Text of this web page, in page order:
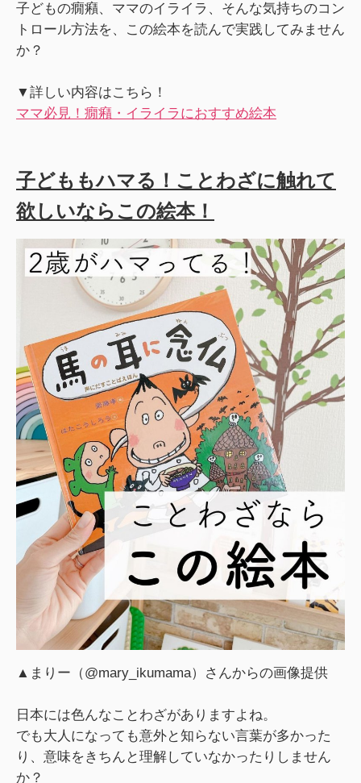
子どもの癇癪、ママのイライラ、そんな気持ちのコン
トロール方法を、この絵本を読んで実践してみません
か？
▼詳しい内容はこちら！
ママ必見！癇癪・イライラにおすすめ絵本
子どももハマる！ことわざに触れて
欲しいならこの絵本！
▲まりー（@mary_ikumama）さんからの画像提供
日本には色んなことわざがありますよね。
でも大人になっても意外と知らない言葉が多かった
り、意味をきちんと理解していなかったりしません
か？